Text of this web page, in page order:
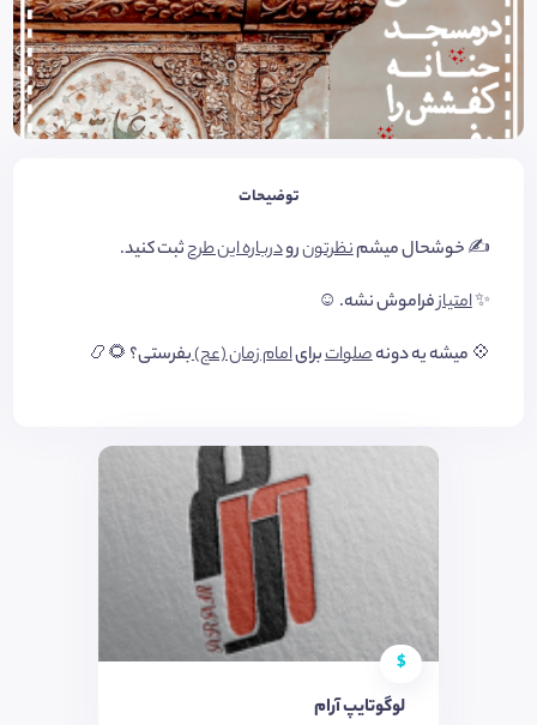
توضیحات
✍ خوشحال میشمنظرتونرودرباره این طرحثبت کنید.
✨امتیازفراموش نشه. ☺️
💠 میشه یه دونهصلواتبرایامام زمان (عج)بفرستی؟ 🌻📿
$
لوگوتایپ آرام